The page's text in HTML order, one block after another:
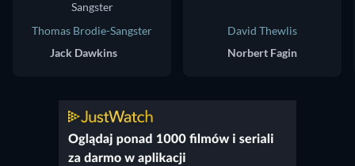
Thomas Brodie-Sangster
Jack Dawkins
David Thewlis
Norbert Fagin